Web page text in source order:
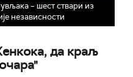
– шест ствари из
независности
да краљ